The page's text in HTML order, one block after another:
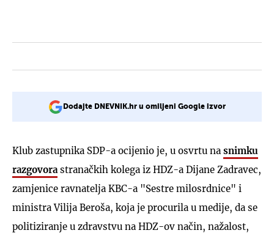
Dodajte DNEVNIK.hr u omiljeni Google izvor
Klub zastupnika SDP-a ocijenio je, u osvrtu na snimku
razgovora stranačkih kolega iz HDZ-a Dijane Zadravec,
zamjenice ravnatelja KBC-a "Sestre milosrdnice" i
ministra Vilija Beroša, koja je procurila u medije, da se
politiziranje u zdravstvu na HDZ-ov način, nažalost,